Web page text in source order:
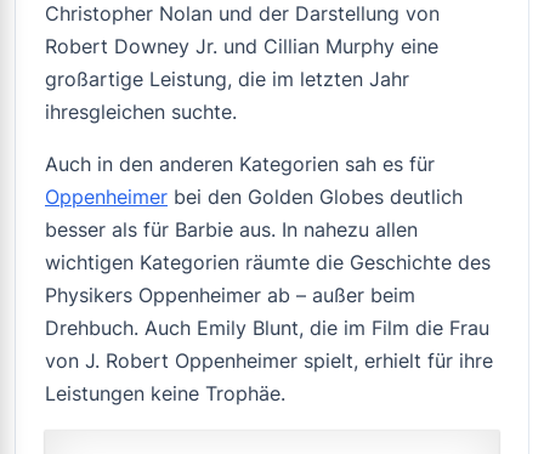
Christopher Nolan und der Darstellung von
Robert Downey Jr. und Cillian Murphy eine
großartige Leistung, die im letzten Jahr
ihresgleichen suchte.
Auch in den anderen Kategorien sah es für
Oppenheimer bei den Golden Globes deutlich
besser als für Barbie aus. In nahezu allen
wichtigen Kategorien räumte die Geschichte des
Physikers Oppenheimer ab – außer beim
Drehbuch. Auch Emily Blunt, die im Film die Frau
von J. Robert Oppenheimer spielt, erhielt für ihre
Leistungen keine Trophäe.